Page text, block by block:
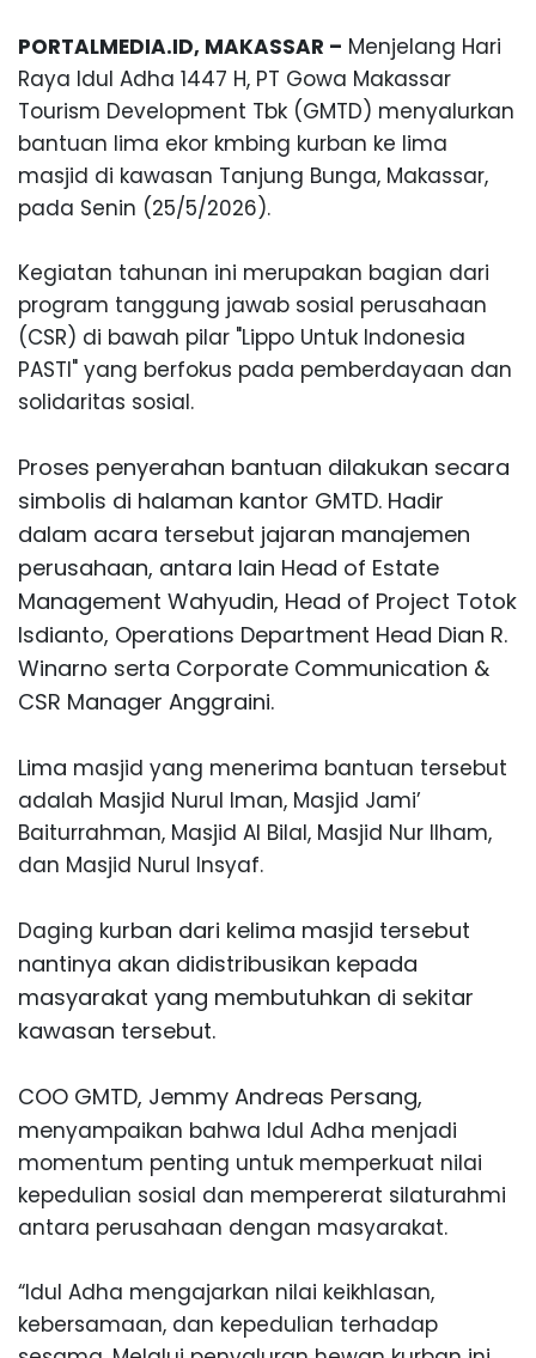
PORTALMEDIA.ID, MAKASSAR – Menjelang Hari
Raya Idul Adha 1447 H, PT Gowa Makassar
Tourism Development Tbk (GMTD) menyalurkan
bantuan lima ekor kmbing kurban ke lima
masjid di kawasan Tanjung Bunga, Makassar,
pada Senin (25/5/2026).
Kegiatan tahunan ini merupakan bagian dari
program tanggung jawab sosial perusahaan
(CSR) di bawah pilar "Lippo Untuk Indonesia
PASTI" yang berfokus pada pemberdayaan dan
solidaritas sosial.
Proses penyerahan bantuan dilakukan secara
simbolis di halaman kantor GMTD. Hadir
dalam acara tersebut jajaran manajemen
perusahaan, antara lain Head of Estate
Management Wahyudin, Head of Project Totok
Isdianto, Operations Department Head Dian R.
Winarno serta Corporate Communication &
CSR Manager Anggraini.
Lima masjid yang menerima bantuan tersebut
adalah Masjid Nurul Iman, Masjid Jami’
Baiturrahman, Masjid Al Bilal, Masjid Nur Ilham,
dan Masjid Nurul Insyaf.
Daging kurban dari kelima masjid tersebut
nantinya akan didistribusikan kepada
masyarakat yang membutuhkan di sekitar
kawasan tersebut.
COO GMTD, Jemmy Andreas Persang,
menyampaikan bahwa Idul Adha menjadi
momentum penting untuk memperkuat nilai
kepedulian sosial dan mempererat silaturahmi
antara perusahaan dengan masyarakat.
“Idul Adha mengajarkan nilai keikhlasan,
kebersamaan, dan kepedulian terhadap